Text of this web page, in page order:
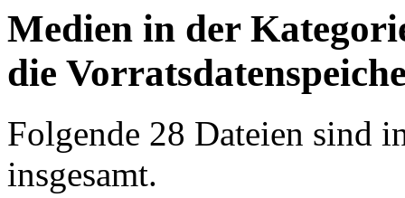
Medien in der
die
Folgende 28 Dateien sind
insgesamt.